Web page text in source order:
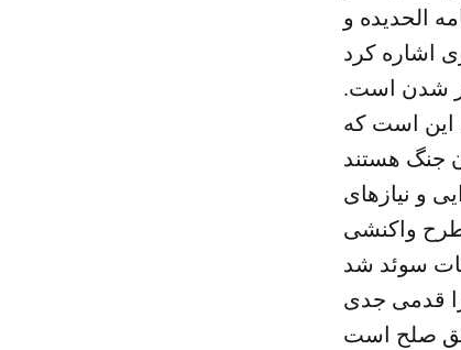
الحدیده و
شدن است.
این است که
و نیازهای
طرح واکنشی
قدمی جدی